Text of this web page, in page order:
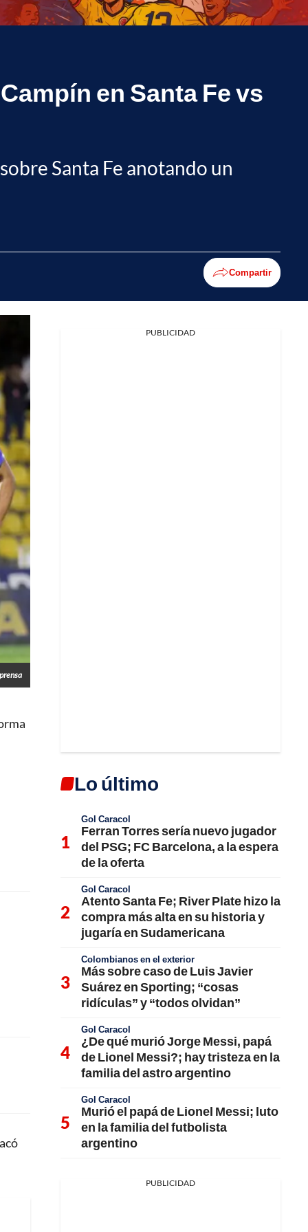
en Santa Fe vs
Santa Fe anotando un
Compartir
PUBLICIDAD
Lo último
Gol Caracol
Ferran Torres sería nuevo jugador
del PSG; FC Barcelona, a la espera
de la oferta
Gol Caracol
Atento Santa Fe; River Plate hizo la
compra más alta en su historia y
jugaría en Sudamericana
Colombianos en el exterior
Más sobre caso de Luis Javier
Suárez en Sporting; “cosas
ridículas” y “todos olvidan”
Gol Caracol
¿De qué murió Jorge Messi, papá
de Lionel Messi?; hay tristeza en la
familia del astro argentino
Gol Caracol
Murió el papá de Lionel Messi; luto
en la familia del futbolista
argentino
PUBLICIDAD